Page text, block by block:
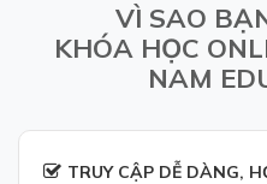
VÌ SAO
KHÓA HỌC
NAM
TRUY CẬP DỄ DÀNG,